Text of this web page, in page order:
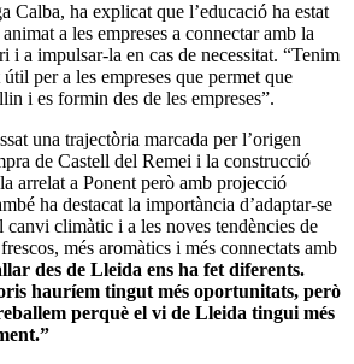
Calba, ha explicat que l’educació ha estat
a les empreses a connectar amb la
i a impulsar-la en cas de necessitat. “Tenim
per a les empreses que permet que
i es formin des de les empreses”.
una trajectòria marcada per l’origen
de Castell del Remei i la construcció
arrelat a Ponent però amb projecció
ha destacat la importància d’adaptar-se
canvi climàtic i a les noves tendències de
més aromàtics i més connectats amb
des de Lleida ens ha fet diferents.
hauríem tingut més oportunitats, però
perquè el vi de Lleida tingui més